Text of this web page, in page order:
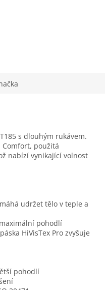
s dlouhým rukávem.
Comfort, použitá
nabízí vynikající volnost
udržet tělo v teple a
pohodlí
HiVisTex Pro zvyšuje
pohodlí